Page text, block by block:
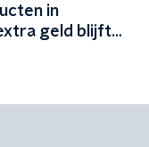
in
geld blijft